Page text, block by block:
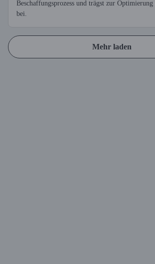
Beschaffungsprozess und trägst zur
bei.
Mehr laden